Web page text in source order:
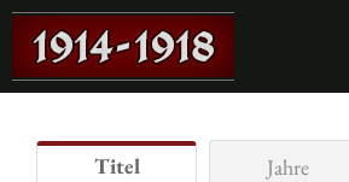
Titel
Jahre